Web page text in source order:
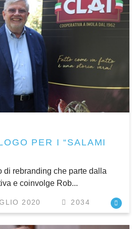
PER I “SALAMI
di rebranding che parte dalla
e coinvolge Rob...
2020 2034